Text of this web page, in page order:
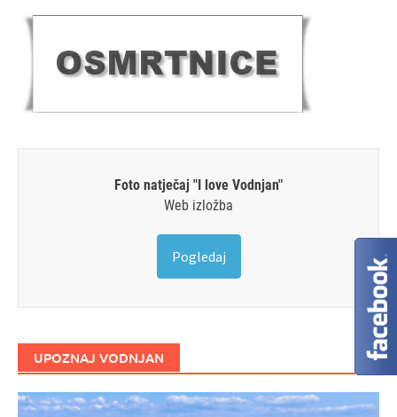
Foto natječaj "I love Vodnjan"
Web izložba
Pogledaj
UPOZNAJ VODNJAN